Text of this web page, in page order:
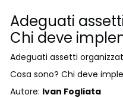
Adeguati
Chi deve
Adeguati assetti
Cosa sono? Chi deve
Autore: Ivan Fogliata